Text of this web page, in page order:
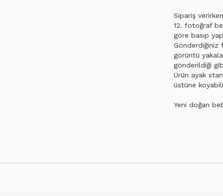
Sipariş
12. fotoğraf
göre basıp
görüntü
gönderildiği
Ürün ayak
üstüne
Yeni doğan